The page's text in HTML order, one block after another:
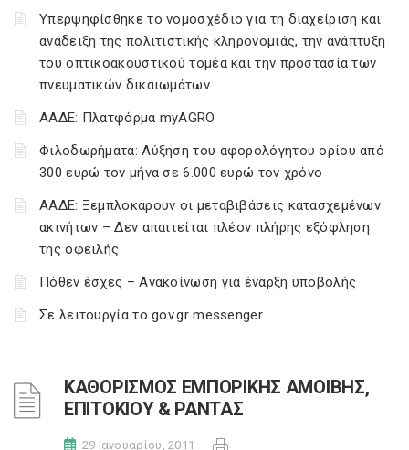
Υπερψηφίσθηκε το νομοσχέδιο για τη διαχείριση και
ανάδειξη της πολιτιστικής κληρονομιάς, την ανάπτυξη
του οπτικοακουστικού τομέα και την προστασία των
πνευματικών δικαιωμάτων
ΑΑΔΕ: Πλατφόρμα myAGRO
Φιλοδωρήματα: Αύξηση του αφορολόγητου ορίου από
300 ευρώ τον μήνα σε 6.000 ευρώ τον χρόνο
ΑΑΔΕ: Ξεμπλοκάρουν οι μεταβιβάσεις κατασχεμένων
ακινήτων – Δεν απαιτείται πλέον πλήρης εξόφληση
της οφειλής
Πόθεν έσχες – Ανακοίνωση για έναρξη υποβολής
Σε λειτουργία το gov.gr messenger
ΚΑΘΟΡΙΣΜΟΣ ΕΜΠΟΡΙΚΗΣ ΑΜΟΙΒΗΣ,
ΕΠΙΤΟΚΙΟΥ & ΡΑΝΤΑΣ
29 Ιανουαρίου, 2011